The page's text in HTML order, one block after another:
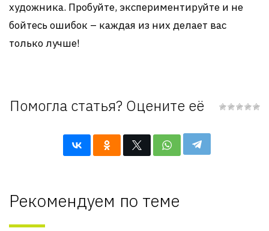
художника. Пробуйте, экспериментируйте и не
бойтесь ошибок – каждая из них делает вас
только лучше!
Помогла статья? Оцените её
Рекомендуем по теме